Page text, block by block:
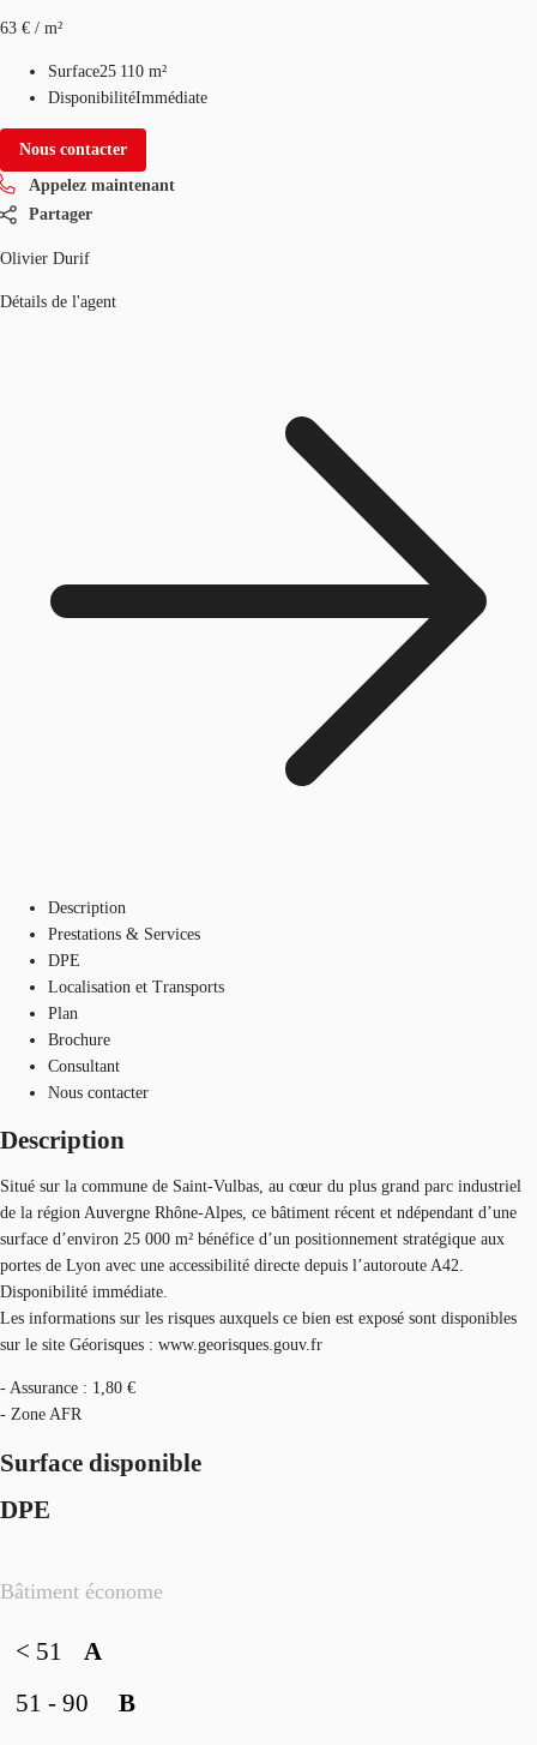
63 € / m²
Surface25 110 m²
DisponibilitéImmédiate
Nous contacter
Appelez maintenant
Partager
Olivier Durif
Détails de l'agent
Description
Prestations & Services
DPE
Localisation et Transports
Plan
Brochure
Consultant
Nous contacter
Description
Situé sur la commune de Saint-Vulbas, au cœur du plus grand parc industriel
de la région Auvergne Rhône-Alpes, ce bâtiment récent et ndépendant d’une
surface d’environ 25 000 m² bénéfice d’un positionnement stratégique aux
portes de Lyon avec une accessibilité directe depuis l’autoroute A42.
Disponibilité immédiate.
Les informations sur les risques auxquels ce bien est exposé sont disponibles
sur le site Géorisques : www.georisques.gouv.fr
- Assurance : 1,80 €
- Zone AFR
Surface disponible
DPE
Bâtiment économe
A
< 51
B
51 - 90